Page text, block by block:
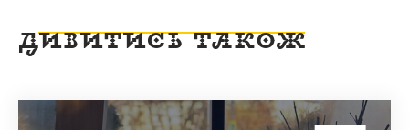
ДИВИТИСЬ ТАКОЖ